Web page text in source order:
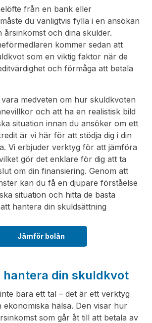
från en bank eller
du vanligtvis fylla i en ansökan
årsinkomst och dina skulder.
kommer sedan att
som en viktig faktor när de
och förmåga att betala
medveten om hur skuldkvoten
och att ha en realistisk bild
situation innan du ansöker om ett
är vi här för att stödja dig i din
Vi erbjuder verktyg för att jämföra
gör det enklare för dig att ta
om din finansiering. Genom att
kan du få en djupare förståelse
situation och hitta de bästa
hantera din skuldsättning
Jämför bolån
hantera din skuldkvot
bara ett tal – det är ett verktyg
hälsa. Den visar hur
som går åt till att betala av